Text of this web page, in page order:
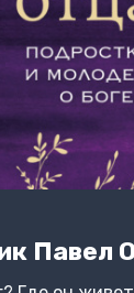
Павел